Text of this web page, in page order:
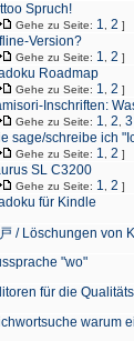
Spruch!
Gehe zu Seite: 1 2 ]
Version?
Gehe zu Seite: 1 2 ]
Roadmap
Gehe zu Seite: 1 2 ]
Inschriften:
Gehe zu Seite: 1 2 3
sage/schreibe ich
Gehe zu Seite: 1 2 ]
SL C3200
Gehe zu Seite: 1 2 ]
für Kindle
/ Löschungen von
"wo"
für die
warum